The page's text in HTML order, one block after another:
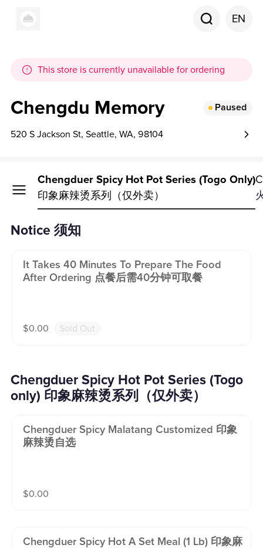
EN
This store is currently unavailable for ordering
Chengdu Memory Paused
520 S Jackson St, Seattle, WA, 98104
Notice
须知
Chengduer Spicy Hot Pot Series (Togo Only)
印象麻辣烫系列（仅外卖）
Notice 须知
It Takes 40 Minutes To Prepare The Food
After Ordering 点餐后需40分钟可取餐
$0.00 Sold Out
Chengduer Spicy Hot Pot Series (Togo
only) 印象麻辣烫系列（仅外卖）
Chengduer Spicy Malatang Customized 印象
麻辣烫自选
$0.00
Chengduer Spicy Hot A Set Meal (1 Lb) 印象麻